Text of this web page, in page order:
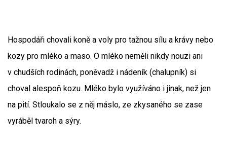
Hospodáři chovali koně a voly pro tažnou sílu a krávy nebo
kozy pro mléko a maso. O mléko neměli nikdy nouzi ani
v chudších rodinách, poněvadž i nádeník (chalupník) si
choval alespoň kozu. Mléko bylo využíváno i jinak, než jen
na pití. Stloukalo se z něj máslo, ze zkysaného se zase
vyráběl tvaroh a sýry.